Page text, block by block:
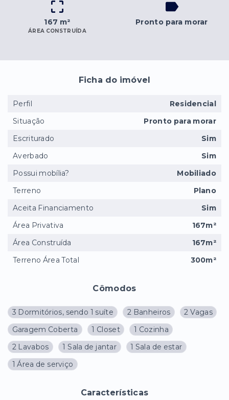
167 m²
ÁREA CONSTRUÍDA
Pronto para morar
Cômodos
3 Dormitórios, sendo 1 suíte 2 Banheiros
2 Vagas
Garagem Coberta
1 Closet
1 Cozinha
2 Lavabos
1 Sala de jantar
1 Sala de estar
1 Área de serviço
Características
Ficha do imóvel
Perfil
Residencial
Situação
Pronto para morar
Escriturado
Sim
Averbado
Sim
Possui mobília?
Mobiliado
Terreno
Plano
Aceita Financiamento
Sim
Área Privativa
167m²
Área Construída
167m²
Terreno Área Total
300m²